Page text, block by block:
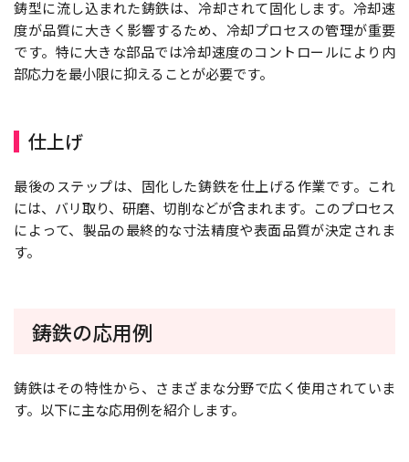
鋳型に流し込まれた鋳鉄は、冷却されて固化します。冷却速
度が品質に大きく影響するため、冷却プロセスの管理が重要
です。特に大きな部品では冷却速度のコントロールにより内
部応力を最小限に抑えることが必要です。
仕上げ
最後のステップは、固化した鋳鉄を仕上げる作業です。これ
には、バリ取り、研磨、切削などが含まれます。このプロセス
によって、製品の最終的な寸法精度や表面品質が決定されま
す。
鋳鉄の応用例
鋳鉄はその特性から、さまざまな分野で広く使用されていま
す。以下に主な応用例を紹介します。